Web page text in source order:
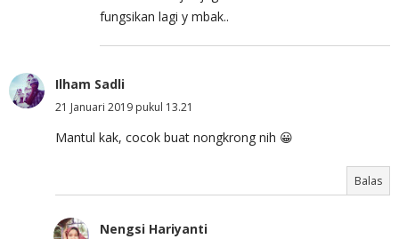
fungsikan lagi y mbak..
Ilham Sadli
21 Januari 2019 pukul 13.21
Mantul kak, cocok buat nongkrong nih 😀
Balas
Nengsi Hariyanti